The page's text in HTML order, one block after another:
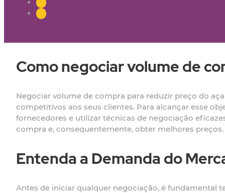
Como negociar volume de
Negociar volume de compra para reduzir preço do
competitivos aos seus clientes. Para alcançar esse
fornecedores e utilizar técnicas de negociação
compra e, consequentemente, obter melhores preços.
Entenda a Demanda do
Antes de iniciar qualquer negociação, é fundamental